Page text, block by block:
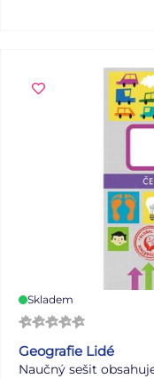
Skladem
Geografie Lidé
Naučný sešit